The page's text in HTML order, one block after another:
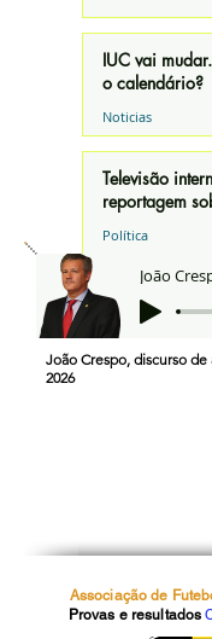
Noticias
IUC vai
o calendário?
Noticias
Televisão
reportagem
Política
João
João Crespo, discurso de
2026
Associação de
Provas e resultados